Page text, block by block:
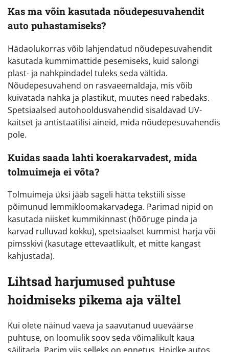
Kas ma võin kasutada nõudepesuvahendit
auto puhastamiseks?
Hädaolukorras võib lahjendatud nõudepesuvahendit
kasutada kummimattide pesemiseks, kuid salongi
plast- ja nahkpindadel tuleks seda vältida.
Nõudepesuvahend on rasvaeemaldaja, mis võib
kuivatada nahka ja plastikut, muutes need rabedaks.
Spetsiaalsed autohooldusvahendid sisaldavad UV-
kaitset ja antistaatilisi aineid, mida nõudepesuvahendis
pole.
Kuidas saada lahti koerakarvadest, mida
tolmuimeja ei võta?
Tolmuimeja üksi jääb sageli hätta tekstiili sisse
põimunud lemmikloomakarvadega. Parimad nipid on
kasutada niisket kummikinnast (hõõruge pinda ja
karvad rulluvad kokku), spetsiaalset kummist harja või
pimsskivi (kasutage ettevaatlikult, et mitte kangast
kahjustada).
Lihtsad harjumused puhtuse
hoidmiseks pikema aja vältel
Kui olete näinud vaeva ja saavutanud uueväärse
puhtuse, on loomulik soov seda võimalikult kaua